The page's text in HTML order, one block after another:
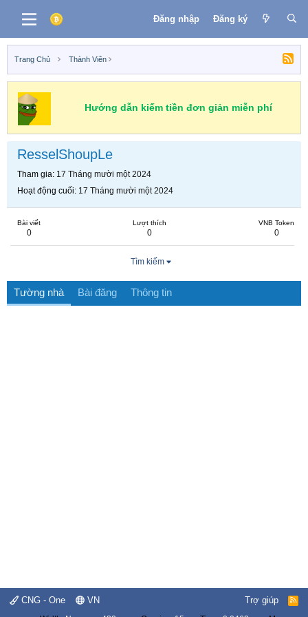
Đăng nhập Đăng ký
Trang Chủ Thành Viên
Hướng dẫn kiếm tiền đơn giản miễn phí
ResselShoupLe
Tham gia 17 Tháng mười một 2024
Hoạt động cuối 17 Tháng mười một 2024
Bài viết
0
Lượt thích
0
VNB Token
0
Tìm kiếm
Tường nhà Bài đăng Thông tin
CNG - One VN Trợ giúp
R